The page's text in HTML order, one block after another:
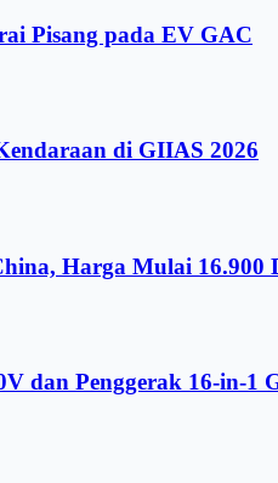
Pisang pada EV GAC
di GIIAS 2026
Harga Mulai 16.900
dan Penggerak 16-in-1